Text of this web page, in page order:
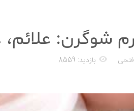
شوگرن: علائم،
بازدید: 8559